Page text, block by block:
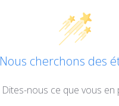
Nous cherchons des
Dites-nous ce que vous en